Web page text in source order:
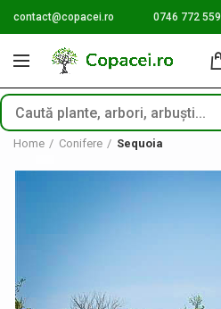
contact@copacei.ro 0746 772 559
Home Conifere Sequoia